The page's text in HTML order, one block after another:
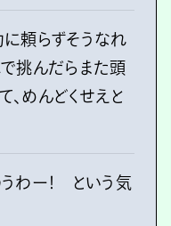
頼らずそうなれ
挑んだらまた頭
めんどくせえと
うわー！ という気